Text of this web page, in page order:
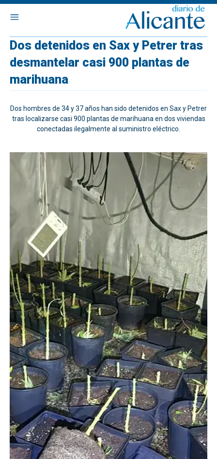
Dos detenidos en Sax y Petrer tras
desmantelar casi 900 plantas de
marihuana
Dos hombres de 34 y 37 años han sido detenidos en Sax y Petrer
tras localizarse casi 900 plantas de marihuana en dos viviendas
conectadas ilegalmente al suministro eléctrico.